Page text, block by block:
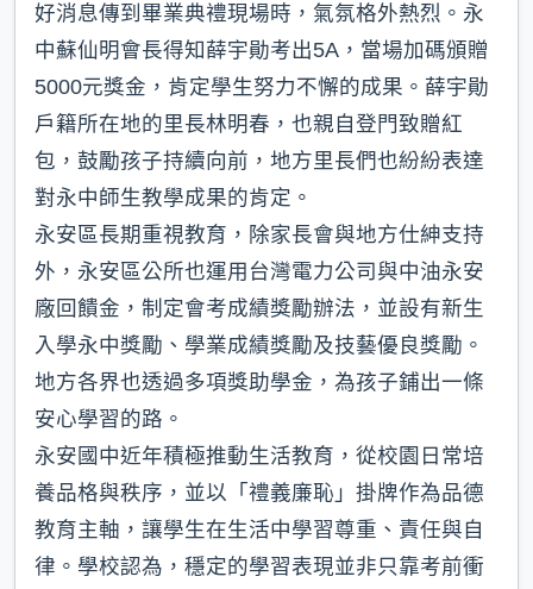
好消息傳到畢業典禮現場時，氣氛格外熱烈。永
中蘇仙明會長得知薛宇勛考出5A，當場加碼頒贈
5000元獎金，肯定學生努力不懈的成果。薛宇勛
戶籍所在地的里長林明春，也親自登門致贈紅
包，鼓勵孩子持續向前，地方里長們也紛紛表達
對永中師生教學成果的肯定。
永安區長期重視教育，除家長會與地方仕紳支持
外，永安區公所也運用台灣電力公司與中油永安
廠回饋金，制定會考成績獎勵辦法，並設有新生
入學永中獎勵、學業成績獎勵及技藝優良獎勵。
地方各界也透過多項獎助學金，為孩子鋪出一條
安心學習的路。
永安國中近年積極推動生活教育，從校園日常培
養品格與秩序，並以「禮義廉恥」掛牌作為品德
教育主軸，讓學生在生活中學習尊重、責任與自
律。學校認為，穩定的學習表現並非只靠考前衝